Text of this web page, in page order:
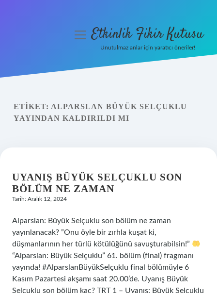
Yasal Uyarı
menüyüEtkinlik Fikir Kutusu
Unutulmaz anlar için yaratıcı öneriler!
ETIKET: ALPARSLAN BÜYÜK SELÇUKLU
YAYINDAN KALDIRILDI MI
UYANIŞ BÜYÜK SELÇUKLU SON
BÖLÜM NE ZAMAN
Tarih: Aralık 12, 2024
Alparslan: Büyük Selçuklu son bölüm ne zaman
yayınlanacak? ”Onu öyle bir zırhla kuşat ki,
düşmanlarının her türlü kötülüğünü savuşturabilsin!”
“Alparslan: Büyük Selçuklu” 61. bölüm (final) fragmanı
yayında! #AlparslanBüyükSelçuklu final bölümüyle 6
Kasım Pazartesi akşamı saat 20.00’de. Uyanış Büyük
Selçuklu son bölüm kaç? TRT 1 – Uyanış: Büyük Selçuklu